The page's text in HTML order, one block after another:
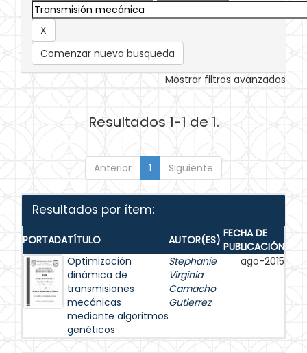
Comenzar nueva busqueda
Mostrar filtros avanzados
Resultados 1-1 de 1.
Anterior 1 Siguiente
Resultados por ítem:
PORTADATÍTULO AUTOR(ES) FECHA DE
PUBLICACIÓN
Optimización
dinámica de
transmisiones
mecánicas
mediante algoritmos
genéticos
Stephanie
Virginia
Camacho
Gutierrez
ago-2015